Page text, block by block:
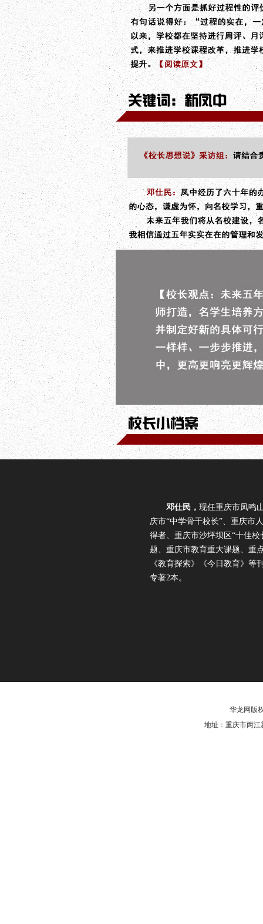
邓仕民， 现任重庆市凤鸣
庆市“中学骨干校长”、重庆市
得者、重庆市沙坪坝区“十佳
题、重庆市教育重大课题、重
《教育探索》《今日教育》等
专著2本。
华龙网版
地址：重庆市两